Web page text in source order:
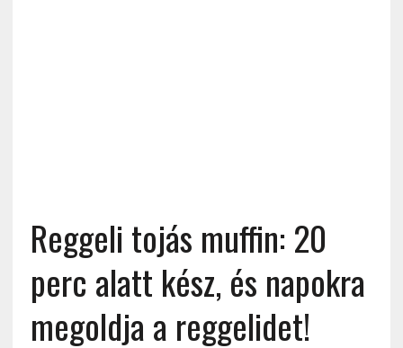
Reggeli tojás muffin: 20
perc alatt kész, és napokra
megoldja a reggelidet!